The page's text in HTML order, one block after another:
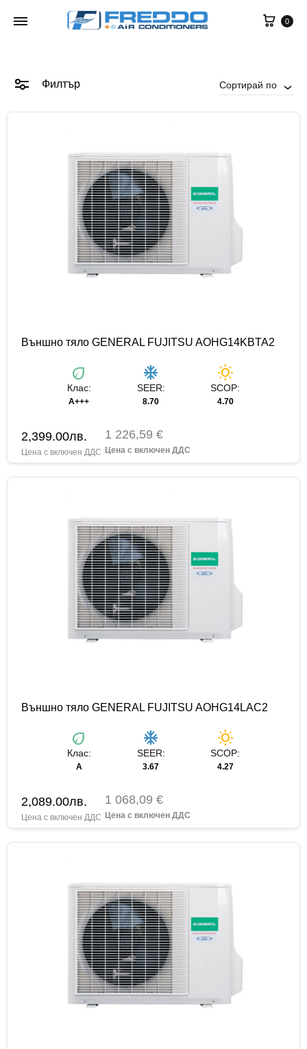
0
Филтър Сортирай по
Външно тяло GENERAL FUJITSU AOHG14KBTA2
eco
Клас:
A+++
ac_unit
SEER:
8.70
wb_sunny
SCOP:
4.70
2,399.00лв. 1 226,59 €
Външно тяло GENERAL FUJITSU AOHG14LAC2
eco
Клас:
А
ac_unit
SEER:
3.67
wb_sunny
SCOP:
4.27
2,089.00лв. 1 068,09 €